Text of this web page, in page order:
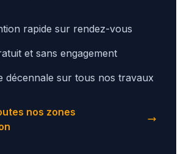
rapide sur rendez-vous
et sans engagement
décennale sur tous nos travaux
nos zones